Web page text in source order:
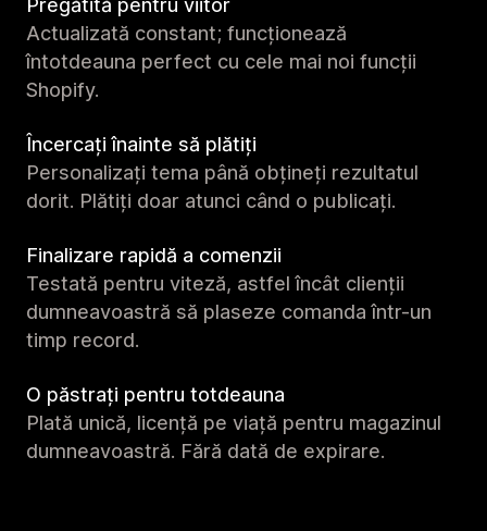
Pregătită pentru viitor
Actualizată constant; funcționează
întotdeauna perfect cu cele mai noi funcții
Shopify.
Încercați înainte să plătiți
Personalizați tema până obțineți rezultatul
dorit. Plătiți doar atunci când o publicați.
Finalizare rapidă a comenzii
Testată pentru viteză, astfel încât clienții
dumneavoastră să plaseze comanda într-un
timp record.
O păstrați pentru totdeauna
Plată unică, licență pe viață pentru magazinul
dumneavoastră. Fără dată de expirare.